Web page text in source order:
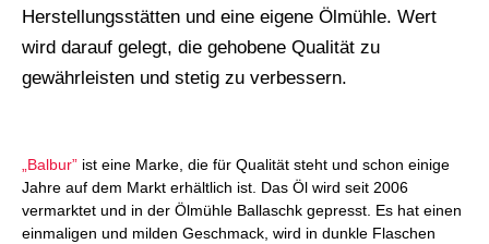
Herstellungsstätten und eine eigene Ölmühle. Wert
wird darauf gelegt, die gehobene Qualität zu
gewährleisten und stetig zu verbessern.
„Balbur” ist eine Marke, die für Qualität steht und schon einige
Jahre auf dem Markt erhältlich ist. Das Öl wird seit 2006
vermarktet und in der Ölmühle Ballaschk gepresst. Es hat einen
einmaligen und milden Geschmack, wird in dunkle Flaschen